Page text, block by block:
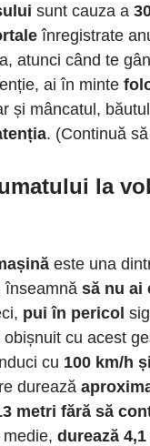
sunt cauza a
înregistrate
atunci când te
ai în minte
și mâncatul,
. (Continuă
la
este una
înseamnă să nu ai
pui în pericol
cu acest
cu 100 km/h
durează
metri fără să
durează